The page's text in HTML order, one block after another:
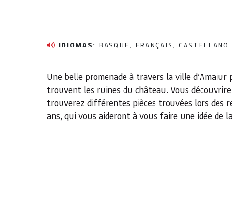
IDIOMAS: BASQUE, FRANÇAIS, CASTELLANO
Une belle promenade à travers la ville
trouvent les ruines du château. Vous
trouverez différentes pièces trouvées lors des
ans, qui vous aideront à vous faire une idée de